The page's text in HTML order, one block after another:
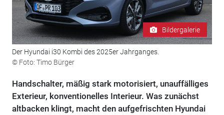
Bildergalerie
Der Hyundai i30 Kombi des 2025er Jahrganges.
© Foto: Timo Bürger
Handschalter, mäßig stark motorisiert, unauffälliges
Exterieur, konventionelles Interieur. Was zunächst
altbacken klingt, macht den aufgefrischten Hyundai